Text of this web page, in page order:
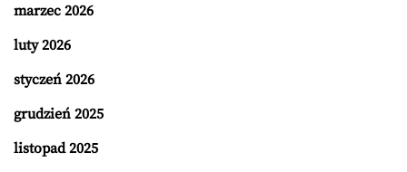
marzec 2026
luty 2026
styczeń 2026
grudzień 2025
listopad 2025